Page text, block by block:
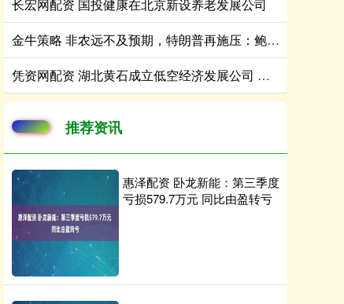
长宏网配资 国投健康在北京新设养老发展公司
金牛策略 非农远不及预期，特朗普再施压：鲍威尔早就该降息了
凭资网配资 湖北黄石成立低空经济发展公司 注册资本10亿
推荐资讯
惠泽配资 卧龙新能：第三季度
亏损579.7万元 同比由盈转亏